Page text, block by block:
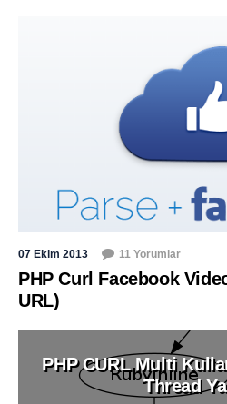
07 Ekim 2013 11 Yorumlar
PHP Curl Facebook
URL)
PHP CURL Multi
Thread